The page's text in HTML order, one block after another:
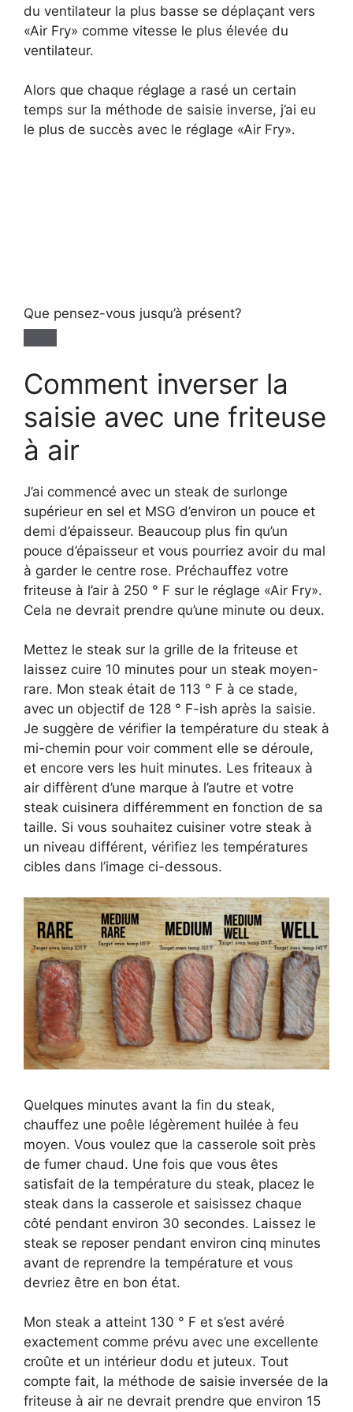
du ventilateur la plus basse se déplaçant vers
«Air Fry» comme vitesse le plus élevée du
ventilateur.
Alors que chaque réglage a rasé un certain
temps sur la méthode de saisie inverse, j’ai eu
le plus de succès avec le réglage «Air Fry».
Que pensez-vous jusqu’à présent?
Comment inverser la
saisie avec une friteuse
à air
J’ai commencé avec un steak de surlonge
supérieur en sel et MSG d’environ un pouce et
demi d’épaisseur. Beaucoup plus fin qu’un
pouce d’épaisseur et vous pourriez avoir du mal
à garder le centre rose. Préchauffez votre
friteuse à l’air à 250 ° F sur le réglage «Air Fry».
Cela ne devrait prendre qu’une minute ou deux.
Mettez le steak sur la grille de la friteuse et
laissez cuire 10 minutes pour un steak moyen-
rare. Mon steak était de 113 ° F à ce stade,
avec un objectif de 128 ° F-ish après la saisie.
Je suggère de vérifier la température du steak à
mi-chemin pour voir comment elle se déroule,
et encore vers les huit minutes. Les friteaux à
air diffèrent d’une marque à l’autre et votre
steak cuisinera différemment en fonction de sa
taille. Si vous souhaitez cuisiner votre steak à
un niveau différent, vérifiez les températures
cibles dans l’image ci-dessous.
Quelques minutes avant la fin du steak,
chauffez une poêle légèrement huilée à feu
moyen. Vous voulez que la casserole soit près
de fumer chaud. Une fois que vous êtes
satisfait de la température du steak, placez le
steak dans la casserole et saisissez chaque
côté pendant environ 30 secondes. Laissez le
steak se reposer pendant environ cinq minutes
avant de reprendre la température et vous
devriez être en bon état.
Mon steak a atteint 130 ° F et s’est avéré
exactement comme prévu avec une excellente
croûte et un intérieur dodu et juteux. Tout
compte fait, la méthode de saisie inversée de la
friteuse à air ne devrait prendre que environ 15